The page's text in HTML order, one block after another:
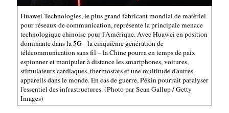
Huawei Technologies, le plus grand fabricant mondial de matériel
pour réseaux de communication, représente la principale menace
technologique chinoise pour l'Amérique. Avec Huawei en position
dominante dans la 5G - la cinquième génération de
télécommunication sans fil – la Chine pourra en temps de paix
espionner et manipuler à distance les smartphones, voitures,
stimulateurs cardiaques, thermostats et une multitude d'autres
appareils dans le monde. En cas de guerre, Pékin pourrait paralyser
l'essentiel des infrastructures. (Photo par Sean Gallup / Getty
Images)